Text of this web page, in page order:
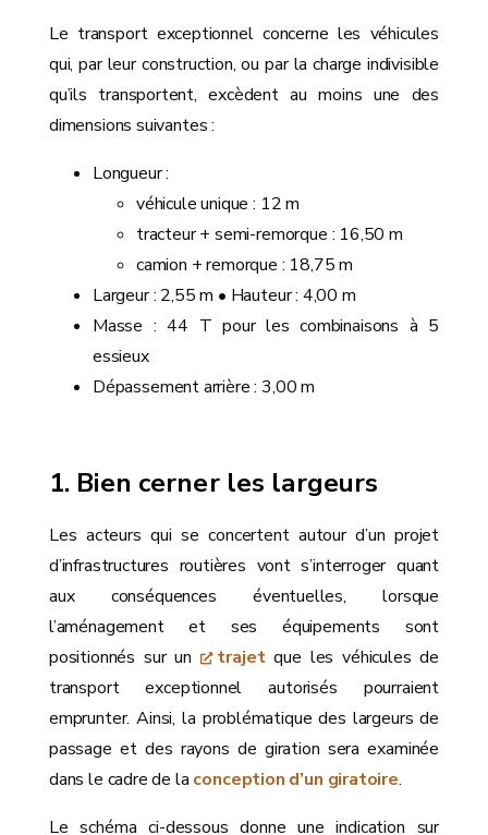
Le transport exceptionnel concerne les véhicules
qui, par leur construction, ou par la charge indivisible
qu’ils transportent, excèdent au moins une des
dimensions suivantes :
Longueur :
véhicule unique : 12 m
tracteur + semi-remorque : 16,50 m
camion + remorque : 18,75 m
Largeur : 2,55 m • Hauteur : 4,00 m
Masse : 44 T pour les combinaisons à 5
essieux
Dépassement arrière : 3,00 m
Bien cerner les largeurs
Les acteurs qui se concertent autour d’un projet
d’infrastructures routières vont s’interroger quant
aux conséquences éventuelles, lorsque
l’aménagement et ses équipements sont
positionnés sur un
trajetque les véhicules de
transport exceptionnel autorisés pourraient
emprunter. Ainsi, la problématique des largeurs de
passage et des rayons de giration sera examinée
dans le cadre de la conception d’un giratoire.
Le schéma ci-dessous donne une indication sur